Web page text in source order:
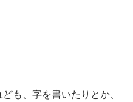
も、字を書いたりとか、